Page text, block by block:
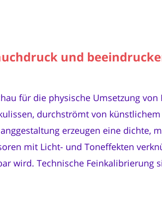
und
für die physische Umsetzung
durchströmt von
erzeugen eine dichte,
mit Licht- und Toneffekten
wird. Technische Feinkalibrierung